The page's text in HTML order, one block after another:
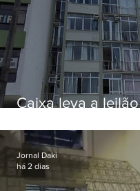
Caixa leva a leilão
Botafogo
Jornal Daki
há 2 dias